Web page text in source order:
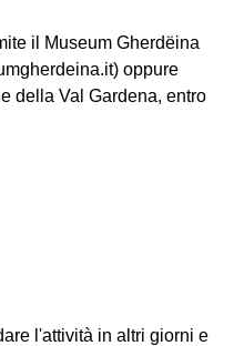
il Museum Gherdëina
oppure
della Val Gardena, entro
l'attività in altri giorni e